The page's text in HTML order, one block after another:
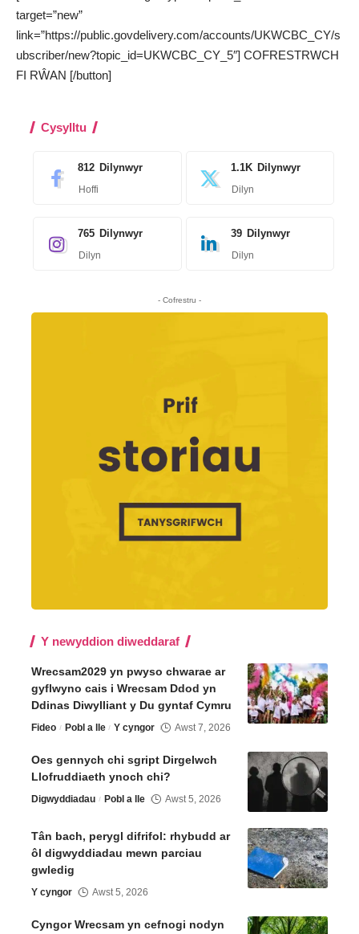
target=”new”
link=”https://public.govdelivery.com/accounts/UKWCBC_CY/s
ubscriber/new?topic_id=UKWCBC_CY_5″] COFRESTRWCH
FI RŴAN [/button]
Cysylltu
812 Dilynwyr
Hoffi
1.1K Dilynwyr
Dilyn
765 Dilynwyr
Dilyn
39 Dilynwyr
Dilyn
- Cofrestru -
Y newyddion diweddaraf
Wrecsam2029 yn pwyso chwarae ar
gyflwyno cais i Wrecsam Ddod yn
Ddinas Diwylliant y Du gyntaf Cymru
Fideo Pobl a lle Y cyngor Awst 7, 2026
Oes gennych chi sgript Dirgelwch
Llofruddiaeth ynoch chi?
Digwyddiadau Pobl a lle Awst 5, 2026
Tân bach, perygl difrifol: rhybudd ar
ôl digwyddiadau mewn parciau
gwledig
Y cyngor Awst 5, 2026
Cyngor Wrecsam yn cefnogi nodyn